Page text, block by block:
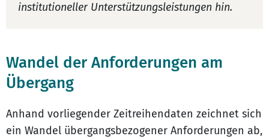
institutioneller Unterstützungsleistungen hin.
Wandel der Anforderungen am
Übergang
Anhand vorliegender Zeitreihendaten zeichnet sich
ein Wandel übergangsbezogener Anforderungen ab,